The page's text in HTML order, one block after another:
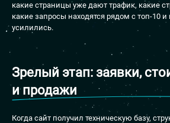
какие страницы уже дают трафик, какие
какие запросы находятся рядом с топ-10 и
усилились.
Зрелый этап: заявки,
и продажи
Когда сайт получил техническую базу,